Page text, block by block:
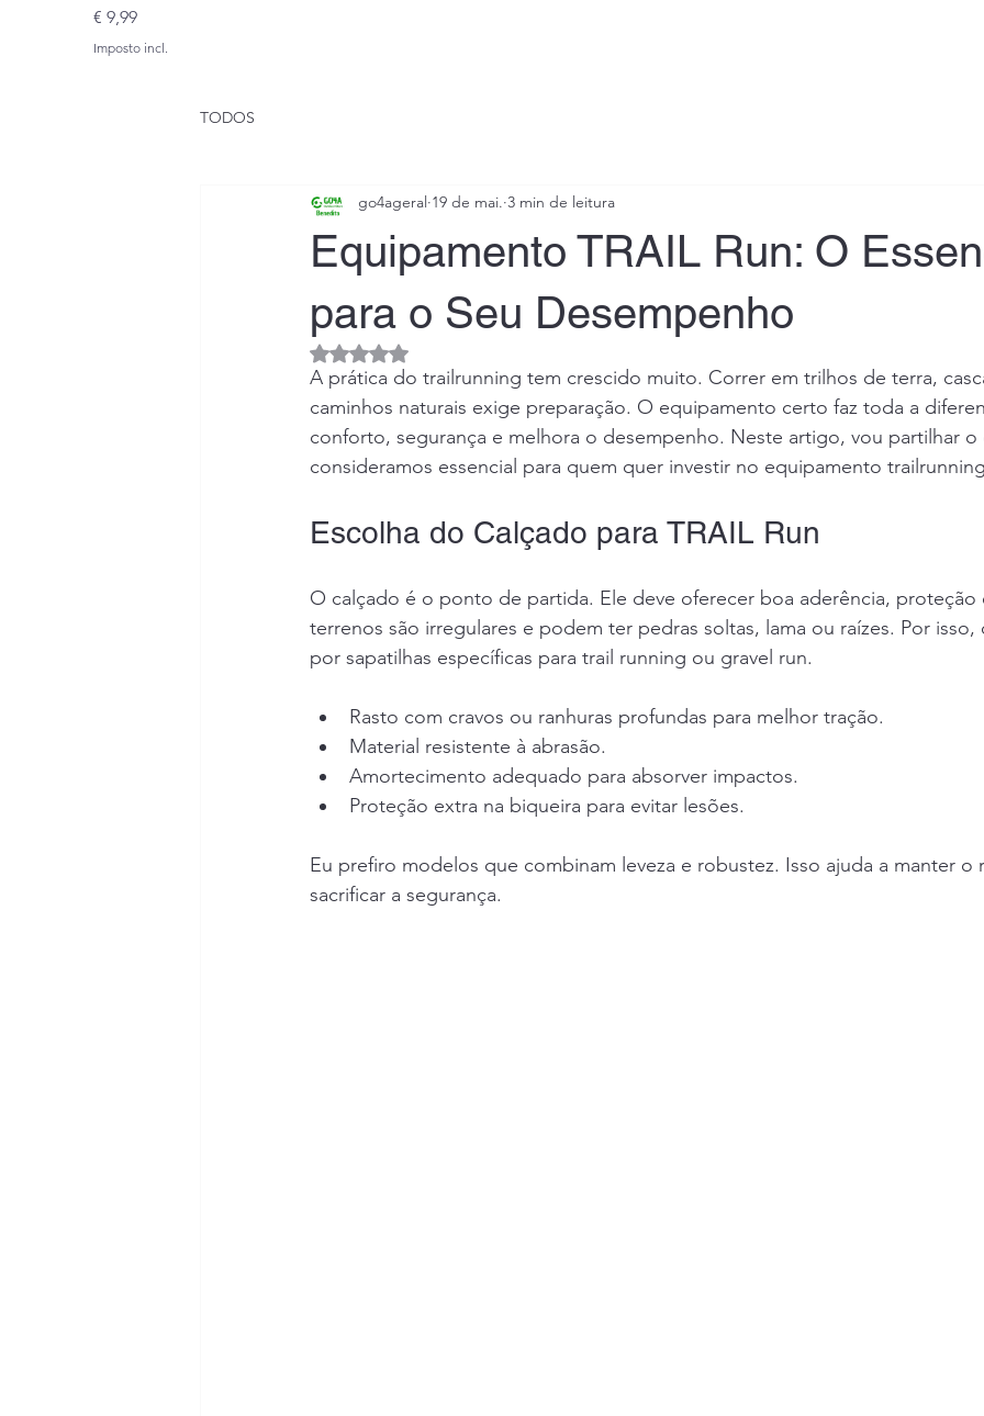
Preço
€ 9,99
Imposto incl.
TODOS
Equipamento TRAIL Run: O
para o Seu Desempenho
go4ageral 19 de mai. 3 min de leitura
Avaliado com NaN de 5 estrelas.
A prática do trailrunning tem crescido muito. Correr em trilhos de terra,
caminhos naturais exige preparação. O equipamento certo faz toda a
conforto, segurança e melhora o desempenho. Neste artigo, vou partilhar o
consideramos essencial para quem quer investir no equipamento
Escolha do Calçado para TRAIL Run
O calçado é o ponto de partida. Ele deve oferecer boa aderência,
terrenos são irregulares e podem ter pedras soltas, lama ou raízes. Por
por sapatilhas específicas para trail running ou gravel run.
Rasto com cravos ou ranhuras profundas para melhor tração.
Material resistente à abrasão.
Amortecimento adequado para absorver impactos.
Proteção extra na biqueira para evitar lesões.
Eu prefiro modelos que combinam leveza e robustez. Isso ajuda a manter o
sacrificar a segurança.